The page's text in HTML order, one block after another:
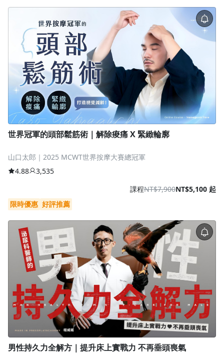
世界冠軍的頭部鬆筋術｜解除痠痛 X 緊緻輪廓
山口太郎｜2025 MCWT世界按摩大賽總冠軍
4.88
3,535
課程NT$7,900NT$5,100 起
限時優惠 好評推薦
男性持久力全解方｜提升床上實戰力 不再垂頭喪氣